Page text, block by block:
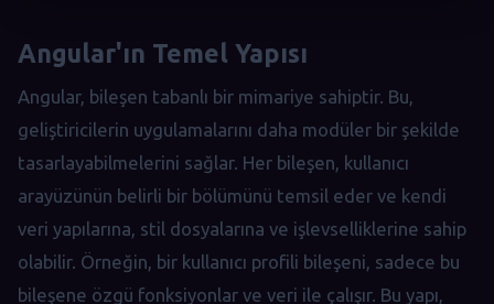
Angular'ın Temel Yapısı
Angular, bileşen tabanlı bir mimariye sahiptir. Bu,
geliştiricilerin uygulamalarını daha modüler bir şekilde
tasarlayabilmelerini sağlar. Her bileşen, kullanıcı
arayüzünün belirli bir bölümünü temsil eder ve kendi
veri yapılarına, stil dosyalarına ve işlevselliklerine sahip
olabilir. Örneğin, bir kullanıcı profili bileşeni, sadece bu
bileşene özgü fonksiyonlar ve veri ile çalışır. Bu yapı,